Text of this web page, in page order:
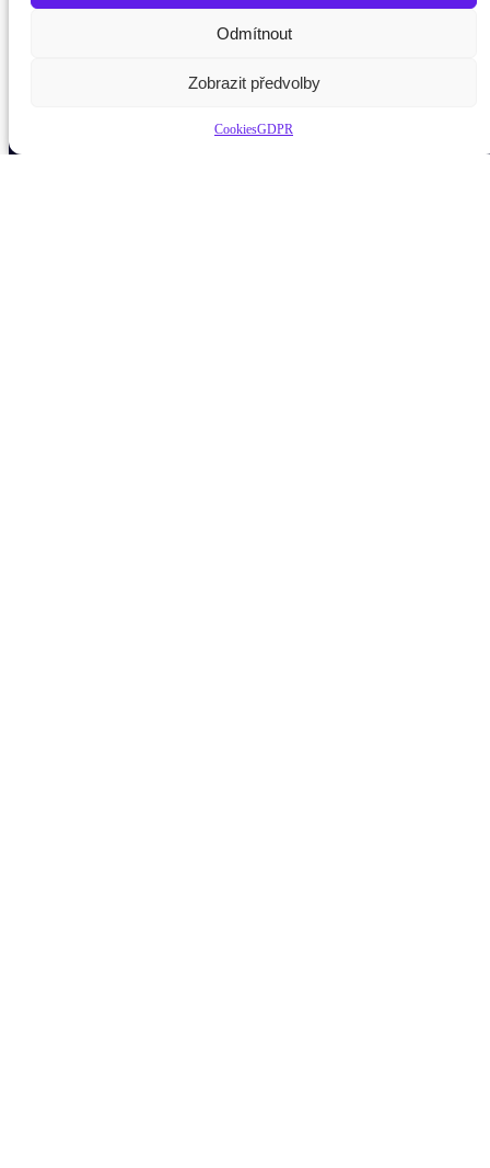
Odmítnout
Zobrazit předvolby
CookiesGDPR
Potřebujete poradit?Zeptejte se našeho asist